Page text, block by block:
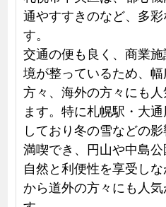
通やすすきのなど、多
す。
交通の便も良く、商業
境が整っているため、
方々、海外の方々にも
ます。特に札幌駅・大
しており冬の雪などの
満喫でき、円山や中島
自然と利便性を享受し
から道外の方々にも人